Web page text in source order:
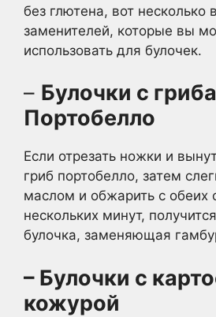
без глютена, вот несколько
заменителей, которые вы
использовать для булочек.
– Булочки с
Портобелло
Если отрезать ножки и
гриб портобелло, затем
маслом и обжарить с обеих
нескольких минут,
булочка, заменяющая
– Булочки с
кожурой